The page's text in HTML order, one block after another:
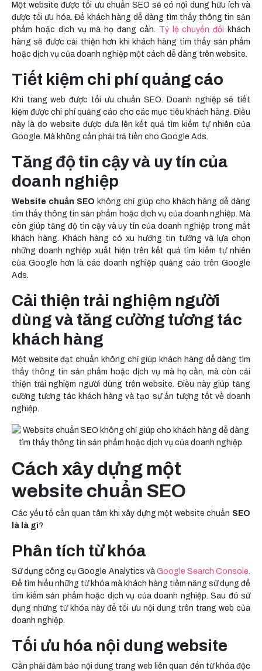
Một website được tối ưu chuẩn SEO sẽ có nội dung hữu ích và
được tối ưu hóa. Để khách hàng dễ dàng tìm thấy thông tin sản
phẩm hoặc dịch vụ mà họ đang cần. Tỷ lệ chuyển đổi khách
hàng sẽ được cải thiện hơn khi khách hàng tìm thấy sản phẩm
hoặc dịch vụ của doanh nghiệp một cách dễ dàng trên website.
Tiết kiệm chi phí quảng cáo
Khi trang web được tối ưu chuẩn SEO. Doanh nghiệp sẽ tiết
kiệm được chi phí quảng cáo cho các mục tiêu khách hàng. Điều
này là do website được đưa lên kết quả tìm kiếm tự nhiên của
Google. Mà không cần phải trả tiền cho Google Ads.
Tăng độ tin cậy và uy tín của
doanh nghiệp
Website chuẩn SEO không chỉ giúp cho khách hàng dễ dàng
tìm thấy thông tin sản phẩm hoặc dịch vụ của doanh nghiệp. Mà
còn giúp tăng độ tin cậy và uy tín của doanh nghiệp trong mắt
khách hàng. Khách hàng có xu hướng tin tưởng và lựa chọn
những doanh nghiệp xuất hiện trên kết quả tìm kiếm tự nhiên
của Google hơn là các doanh nghiệp quảng cáo trên Google
Ads.
Cải thiện trải nghiệm người
dùng và tăng cường tương tác
khách hàng
Một website đạt chuẩn không chỉ giúp khách hàng dễ dàng tìm
thấy thông tin sản phẩm hoặc dịch vụ mà họ cần, mà còn cải
thiện trải nghiệm người dùng trên website. Điều này giúp tăng
cường tương tác khách hàng và tạo sự ấn tượng tốt về doanh
nghiệp.
Cách xây dựng một
website chuẩn SEO
Các yếu tố cần quan tâm khi xây dựng một website chuẩn SEO
là là gì?
Phân tích từ khóa
Sử dụng công cụ Google Analytics và Google Search Console.
Để tìm hiểu những từ khóa mà khách hàng tiềm năng sử dụng để
tìm kiếm sản phẩm hoặc dịch vụ của doanh nghiệp. Sau đó sử
dụng những từ khóa này để tối ưu nội dung trên trang web của
doanh nghiệp.
Tối ưu hóa nội dung website
Cần phải đảm bảo nội dung trang web liên quan đến từ khóa độc